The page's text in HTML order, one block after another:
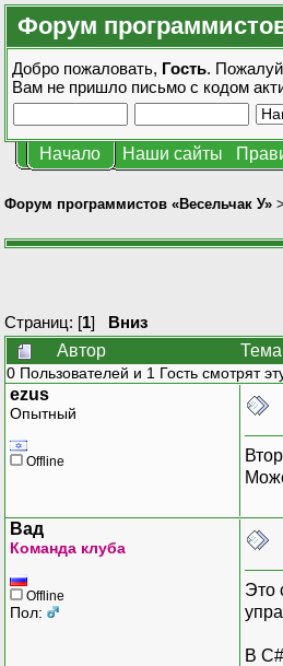
Форум
Добро пожаловать, Гость.
Вам не пришло письмо с кодом
Начало Наши сайты
Форум программистов «Весельчак У» >
Страниц: [1] Вниз
Автор
0 Пользователей и 1 Гость смотрят
ezus
Опытный
Offline
Вад
Команда клуба
Offline
Пол:
Это
В